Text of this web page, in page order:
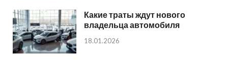
Какие траты ждут нового
владельца автомобиля
18.01.2026